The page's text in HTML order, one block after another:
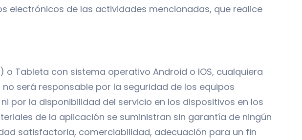
electrónicos de las actividades mencionadas, que realice
Tableta con sistema operativo Android o IOS, cualquiera
no será responsable por la seguridad de los equipos
por la disponibilidad del servicio en los dispositivos en los
de la aplicación se suministran sin garantía de ningún
satisfactoria, comerciabilidad, adecuación para un fin